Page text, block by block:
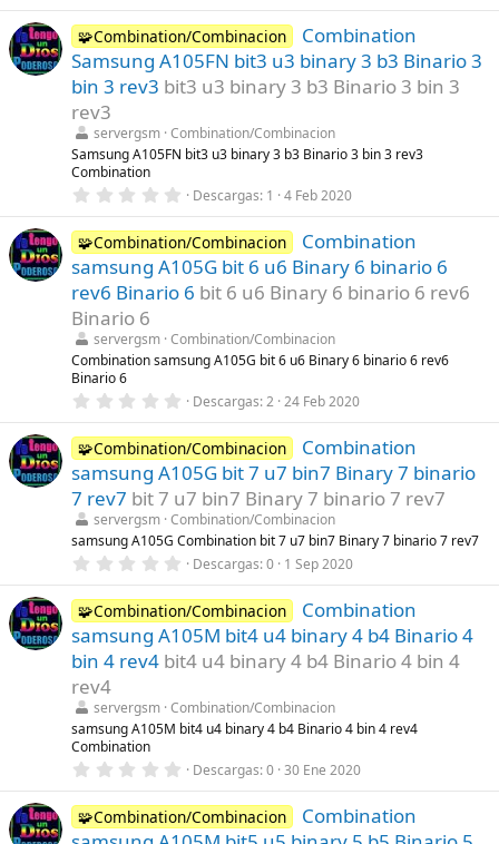
0
0
e
s
t
r
l
l
a
s
🧩Combination/Combinacion
Combination
Samsung A105FN bit3 u3 binary 3 b3 Binario 3
bin 3 rev3 bit3 u3 binary 3 b3 Binario 3 bin 3
rev3
servergsm Combination/Combinacion
Samsung A105FN bit3 u3 binary 3 b3 Binario 3 bin 3 rev3
Combination
0
0
0
e
s
t
r
l
l
a
s
Descargas 1 4 Feb 2020
🧩Combination/Combinacion
Combination
samsung A105G bit 6 u6 Binary 6 binario 6
rev6 Binario 6 bit 6 u6 Binary 6 binario 6 rev6
Binario 6
servergsm Combination/Combinacion
Combination samsung A105G bit 6 u6 Binary 6 binario 6 rev6
Binario 6
0
0
0
e
s
t
r
e
l
a
(
s
)
Descargas 2 24 Feb 2020
🧩Combination/Combinacion
Combination
samsung A105G bit 7 u7 bin7 Binary 7 binario
7 rev7 bit 7 u7 bin7 Binary 7 binario 7 rev7
servergsm Combination/Combinacion
samsung A105G Combination bit 7 u7 bin7 Binary 7 binario 7 rev7
0
0
0
e
s
t
r
l
l
a
s
Descargas 0 1 Sep 2020
🧩Combination/Combinacion
Combination
samsung A105M bit4 u4 binary 4 b4 Binario 4
bin 4 rev4 bit4 u4 binary 4 b4 Binario 4 bin 4
rev4
servergsm Combination/Combinacion
samsung A105M bit4 u4 binary 4 b4 Binario 4 bin 4 rev4
Combination
0
0
0
e
Descargas 0 30 Ene 2020
🧩Combination/Combinacion
Combination